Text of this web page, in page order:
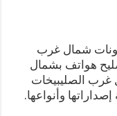
شمال غرب
هواتف بشمال
غرب الصليبيخات
وأنواعها.